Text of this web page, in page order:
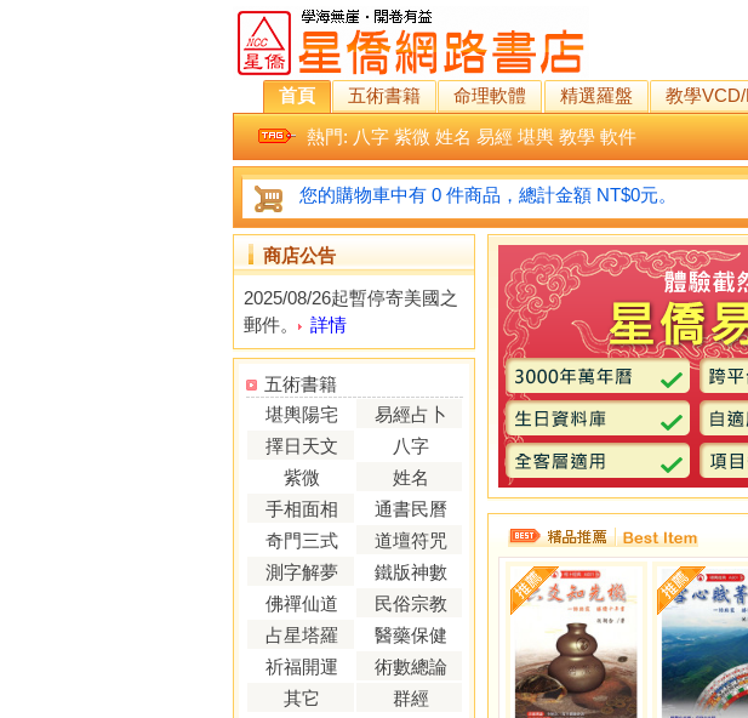
首頁 五術書籍 命理軟體 精選羅盤 教學
熱門: 八字 紫微 姓名 易經 堪輿 教學 軟件
您的購物車中有 0 件商品，總計金額 NT$0元。
商店公告
2025/08/26起暫停寄美國之
郵件。
詳情
五術書籍
堪輿陽宅
易經占卜
擇日天文
八字
紫微
姓名
手相面相
通書民曆
奇門三式
道壇符咒
測字解夢
鐵版神數
佛禪仙道
民俗宗教
占星塔羅
醫藥保健
祈福開運
術數總論
其它
群經